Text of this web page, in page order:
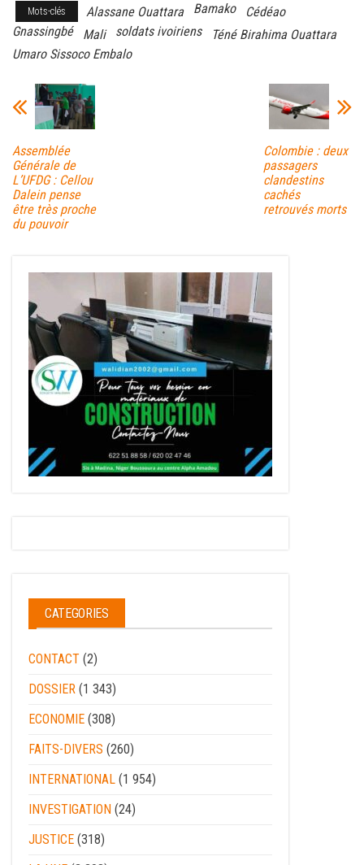
Mots-clés Alassane Ouattara Bamako
Cédéao
Gnassingbé
Mali soldats ivoiriens
Téné Birahima Ouattara
Umaro Sissoco Embalo
Assemblée
Générale de
L’UFDG : Cellou
Dalein pense
être très proche
du pouvoir
Colombie : deux
passagers
clandestins
cachés
retrouvés morts
CATEGORIES
CONTACT (2)
DOSSIER (1 343)
ECONOMIE (308)
FAITS-DIVERS (260)
INTERNATIONAL (1 954)
INVESTIGATION (24)
JUSTICE (318)